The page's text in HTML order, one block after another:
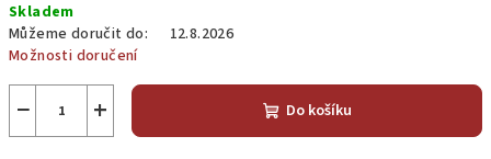
cena:
Skladem
Můžeme doručit do:
12.8.2026
Možnosti doručení
+
− Do košíku